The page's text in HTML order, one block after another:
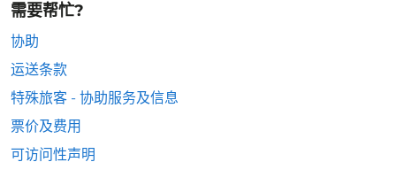
需要帮忙?
协助
运送条款
特殊旅客 - 协助服务及信息
票价及费用
可访问性声明